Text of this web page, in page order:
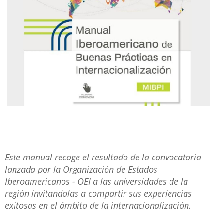
Este manual recoge el resultado de la convocatoria
lanzada por la Organización de Estados
Iberoamericanos - OEI a las universidades de la
región invitandolas a compartir sus experiencias
exitosas en el ámbito de la internacionalización.